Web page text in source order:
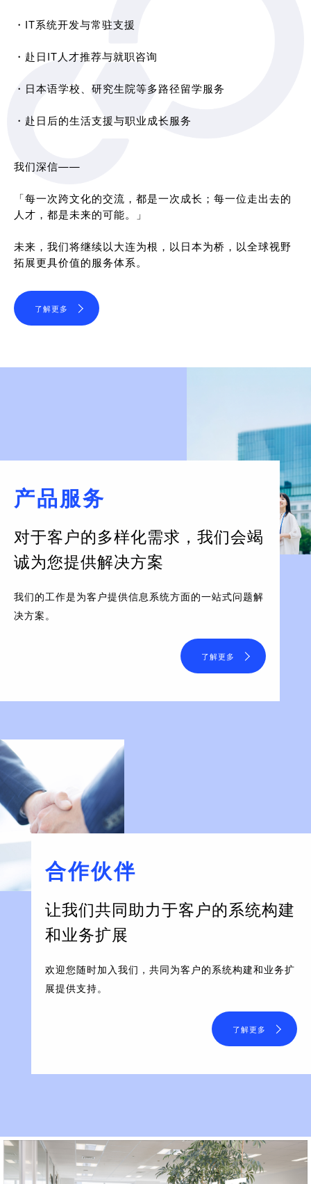
・IT系统开发与常驻支援
・赴日IT人才推荐与就职咨询
・日本语学校、研究生院等多路径留学服务
・赴日后的生活支援与职业成长服务
我们深信——
「每一次跨文化的交流，都是一次成长；每一位走出去的
人才，都是未来的可能。」
未来，我们将继续以大连为根，以日本为桥，以全球视野
拓展更具价值的服务体系。
了解更多
产品服务
对于客户的多样化需求， 我们会竭
诚为您提供解决方案
我们的工作是为客户提供信息系统方面的一站式问题解
决方案。
了解更多
合作伙伴
让我们共同助力于客户的系统构建
和业务扩展
欢迎您随时加入我们，共同为客户的系统构建和业务扩
展提供支持。
了解更多